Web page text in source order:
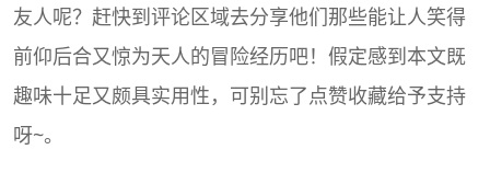
友人呢？赶快到评论区域去分享他们那些能让人笑得
前仰后合又惊为天人的冒险经历吧！假定感到本文既
趣味十足又颇具实用性，可别忘了点赞收藏给予支持
呀~。